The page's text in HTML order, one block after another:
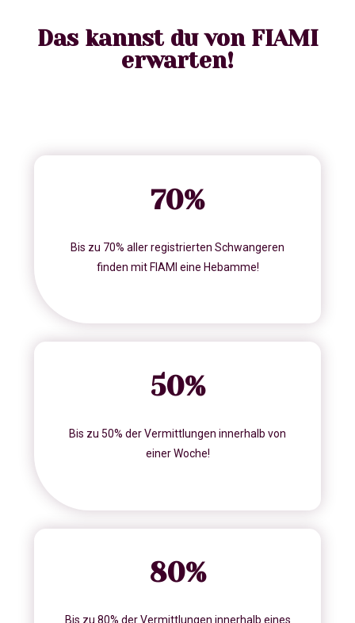
Das kannst du von FIAMI
erwarten!
70%
Bis zu 70% aller registrierten Schwangeren
finden mit FIAMI eine Hebamme!
50%
Bis zu 50% der Vermittlungen innerhalb von
einer Woche!
80%
Bis zu 80% der Vermittlungen innerhalb eines